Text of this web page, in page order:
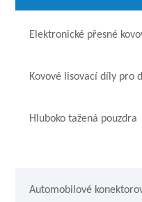
Elektronické přesné
Kovové lisovací díly pro
Hluboko tažená pouzdra
Automobilové